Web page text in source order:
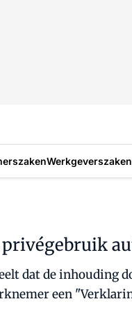
Werkgeverszaken
dat de inhouding
een